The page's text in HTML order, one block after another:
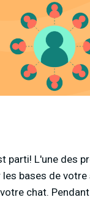
parti! L'une des
bases de
chat.